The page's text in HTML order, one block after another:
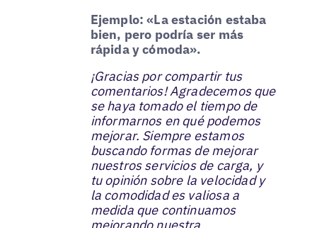
Ejemplo: «La estación estaba
bien, pero podría ser más
rápida y cómoda».
¡Gracias por compartir tus
comentarios! Agradecemos que
se haya tomado el tiempo de
informarnos en qué podemos
mejorar. Siempre estamos
buscando formas de mejorar
nuestros servicios de carga, y
tu opinión sobre la velocidad y
la comodidad es valiosa a
medida que continuamos